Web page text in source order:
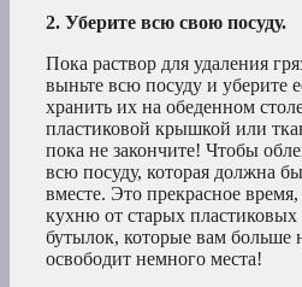
2. Уберите всю свою посуду.
Пока раствор для удаления
выньте всю посуду и уберите
хранить их на обеденном
пластиковой крышкой или
пока не закончите! Чтобы
всю посуду, которая должна
вместе. Это прекрасное
кухню от старых пластиковых
бутылок, которые вам больше
освободит немного места!